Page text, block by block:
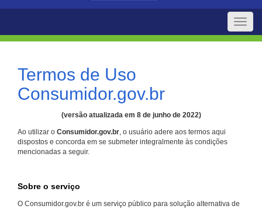
Toggle
Termos de Uso
Consumidor.gov.br
(versão atualizada em 8 de junho de 2022)
Ao utilizar o Consumidor.gov.br, o usuário adere aos termos aqui
dispostos e concorda em se submeter integralmente às condições
mencionadas a seguir.
Sobre o serviço
O Consumidor.gov.br é um serviço público para solução alternativa de